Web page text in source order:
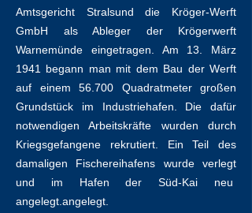
Amtsgericht Stralsund die Kröger-Werft
GmbH als Ableger der Krögerwerft
Warnemünde eingetragen. Am 13. März
1941 begann man mit dem Bau der Werft
auf einem 56.700 Quadratmeter großen
Grundstück im Industriehafen. Die dafür
notwendigen Arbeitskräfte wurden durch
Kriegsgefangene rekrutiert. Ein Teil des
damaligen Fischereihafens wurde verlegt
und im Hafen der Süd-Kai neu
angelegt.angelegt.